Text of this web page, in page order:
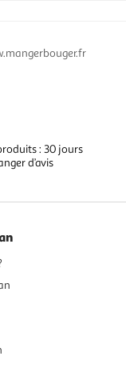
: 30 jours
d’avis